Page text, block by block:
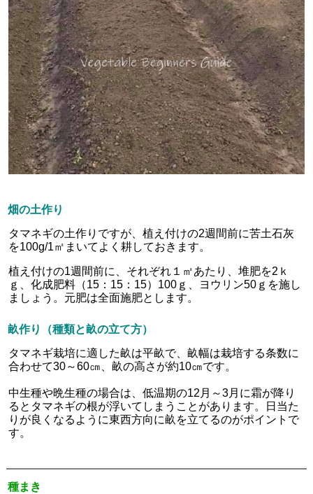
畑の土作り
タマネギの土作りですが、植え付けの2週間前に苦土石灰
を100g/1㎡まいてよく耕しておきます。
植え付けの1週間前に、それぞれ１㎡あたり、堆肥を2ｋ
ｇ、化成肥料（15：15：15）100ｇ、ヨウリン50ｇを施し
ましょう。元肥は全面施肥とします。
畝作り（種類と畝の立て方）
タマネギ栽培に適した畝は平畝で、畝幅は栽培する条数に
合わせて30～60㎝、畝の高さが約10㎝です。
中生種や晩生種の場合は、低温期の12月～3月に霜が降り
るとタマネギの根が浮いてしまうことがあります。日当た
りが良くなるように東西方向に畝を立てるのがポイントで
す。
種まき